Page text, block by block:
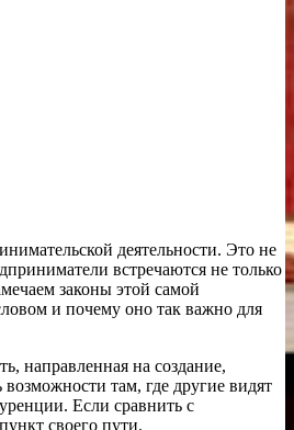
деятельности. Это не
встречаются не только
законы этой самой
и почему оно так важно для
направленная на создание,
там, где другие видят
Если сравнить с
своего пути.